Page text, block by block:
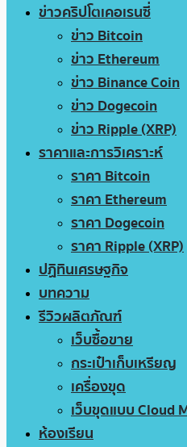
ข่าวคริปโตเคอเรนซี่
ข่าว Bitcoin
ข่าว Ethereum
ข่าว Binance Coin
ข่าว Dogecoin
ข่าว Ripple (XRP)
ราคาและการวิเคราะห์
ราคา Bitcoin
ราคา Ethereum
ราคา Dogecoin
ราคา Ripple (XRP)
ปฏิทินเศรษฐกิจ
บทความ
รีวิวผลิตภัณฑ์
เว็บซื้อขาย
กระเป๋าเก็บเหรียญ
เครื่องขุด
เว็บขุดแบบ Cloud
ห้องเรียน